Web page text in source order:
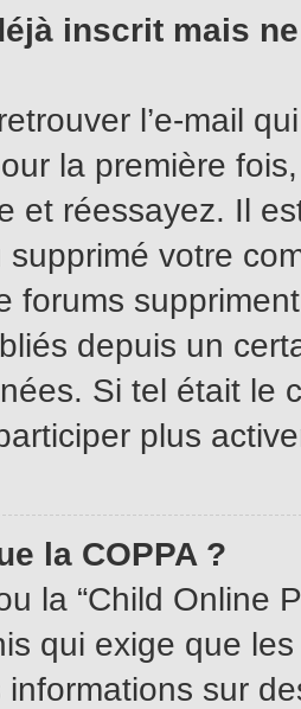
inscrit mais
l’e-mail
la première
et réessayez. Il
supprimé votre
forums
depuis un
Si tel était le
plus
la COPPA ?
la “Child Online
qui exige que
informations sur